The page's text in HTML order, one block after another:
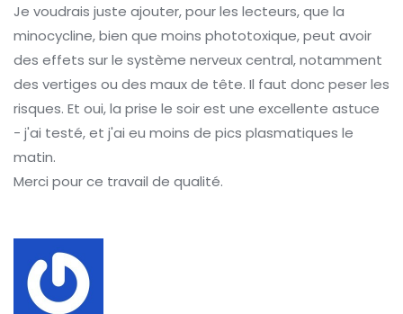
Je voudrais juste ajouter, pour les lecteurs, que la
minocycline, bien que moins phototoxique, peut avoir
des effets sur le système nerveux central, notamment
des vertiges ou des maux de tête. Il faut donc peser les
risques. Et oui, la prise le soir est une excellente astuce
- j'ai testé, et j'ai eu moins de pics plasmatiques le
matin.
Merci pour ce travail de qualité.